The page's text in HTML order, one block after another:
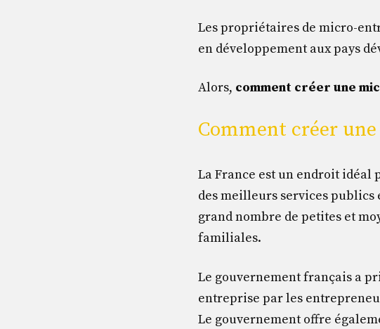
Les propriétaires de micro-
en développement aux pays
Alors, comment créer une
Comment créer
La France est un endroit idéal
des meilleurs services publics
grand nombre de petites et
familiales.
Le gouvernement français a
entreprise par les
Le gouvernement offre